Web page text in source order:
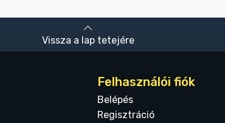
Vissza a lap tetejére
Felhasználói fiók
Belépés
Regisztráció